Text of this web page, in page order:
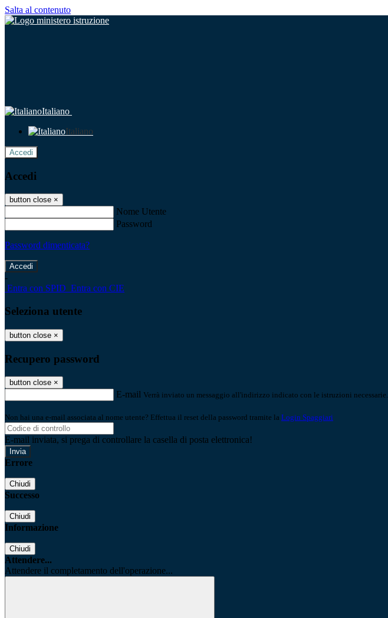
Salta al contenuto
Italiano
Italiano
Accedi
Accedi
button close ×
Nome Utente
Password
Password dimenticata?
-
Entra con SPID Entra con CIE
Seleziona utente
button close ×
Recupero password
button close ×
E-mail Verrà inviato un messaggio all'indirizzo indicato con le istruzioni necessarie.
Non hai una e-mail associata al nome utente? Effettua il reset della password tramite la Login Spaggiari
E-mail inviata, si prega di controllare la casella di posta elettronica!
Errore
Chiudi
Successo
Chiudi
Informazione
Chiudi
Attendere...
Attendere il completamento dell'operazione...